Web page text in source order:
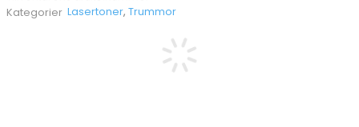
Kategorier Lasertoner,Trummor